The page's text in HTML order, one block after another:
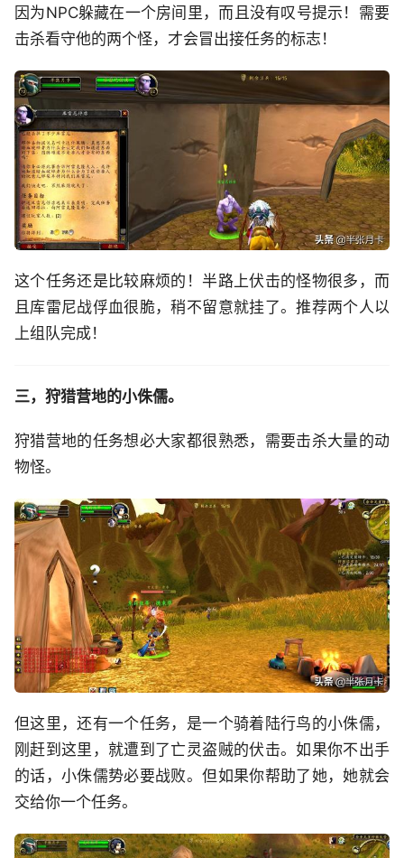
因为NPC躲藏在一个房间里，而且没有叹号提示！需要
击杀看守他的两个怪，才会冒出接任务的标志！
这个任务还是比较麻烦的！半路上伏击的怪物很多，而
且库雷尼战俘血很脆，稍不留意就挂了。推荐两个人以
上组队完成！
三，狩猎营地的小侏儒。
狩猎营地的任务想必大家都很熟悉，需要击杀大量的动
物怪。
但这里，还有一个任务，是一个骑着陆行鸟的小侏儒，
刚赶到这里，就遭到了亡灵盗贼的伏击。如果你不出手
的话，小侏儒势必要战败。但如果你帮助了她，她就会
交给你一个任务。